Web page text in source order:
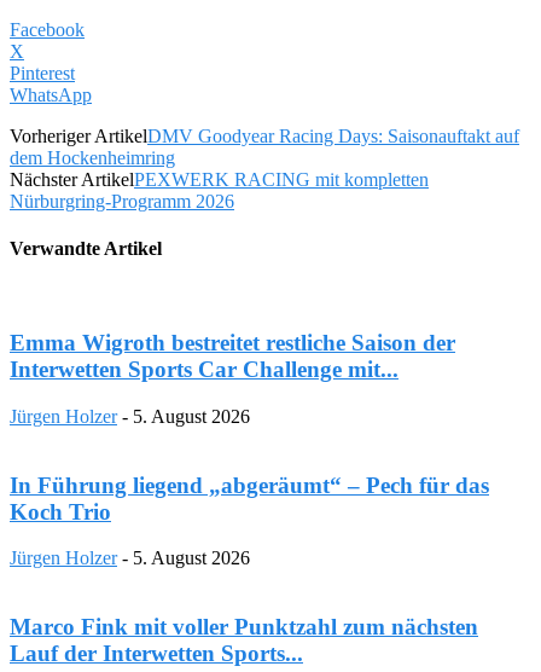
Facebook
X
Pinterest
WhatsApp
Vorheriger ArtikelDMV Goodyear Racing Days: Saisonauftakt auf
dem Hockenheimring
Nächster ArtikelPEXWERK RACING mit kompletten
Nürburgring-Programm 2026
Verwandte Artikel
Emma Wigroth bestreitet restliche Saison der
Interwetten Sports Car Challenge mit...
Jürgen Holzer - 5. August 2026
In Führung liegend „abgeräumt“ – Pech für das
Koch Trio
Jürgen Holzer - 5. August 2026
Marco Fink mit voller Punktzahl zum nächsten
Lauf der Interwetten Sports...